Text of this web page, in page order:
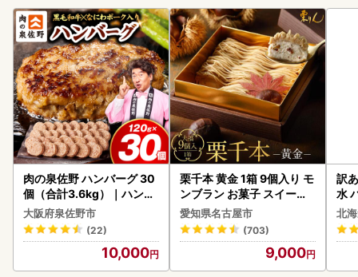
肉の泉佐野 ハンバーグ 30
個（合計3.6kg）｜ハンバ
ーグ 訳あり 黒毛和牛×なに
わポーク
大阪府泉佐野市
(22)
10,000
栗千本 黄金 1箱 9個入り モ
ンブラン お菓子 スイーツ
デザート モンブラン 人気
愛知県名古屋市
(703)
9,000
訳
水
ク
付
海
取
北